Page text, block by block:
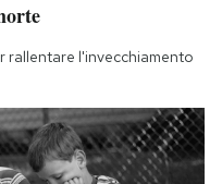
rallentare l'invecchiamento